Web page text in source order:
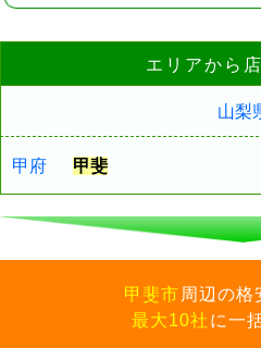
エリアから
山梨
甲府 甲斐
甲斐市 周辺の格
最大10社 に一